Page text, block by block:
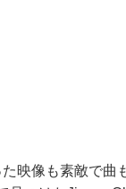
映像も素敵で